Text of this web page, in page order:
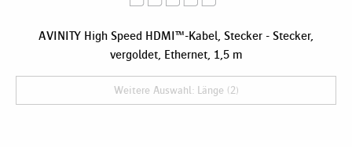
AVINITY High Speed HDMI™-Kabel, Stecker - Stecker,
vergoldet, Ethernet, 1,5 m
Weitere Auswahl: Länge (2)